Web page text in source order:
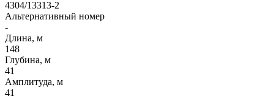
4304/13313-2
Альтернативный номер
-
Длина, м
148
Глубина, м
41
Амплитуда, м
41